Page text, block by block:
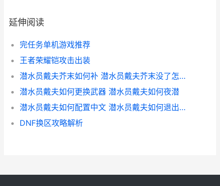
延伸阅读
完任务单机游戏推荐
王者荣耀铠攻击出装
潜水员戴夫芥末如何补 潜水员戴夫芥末没了怎么办
潜水员戴夫如何更换武器 潜水员戴夫如何夜潜
潜水员戴夫如何配置中文 潜水员戴夫如何退出游戏
DNF换区攻略解析